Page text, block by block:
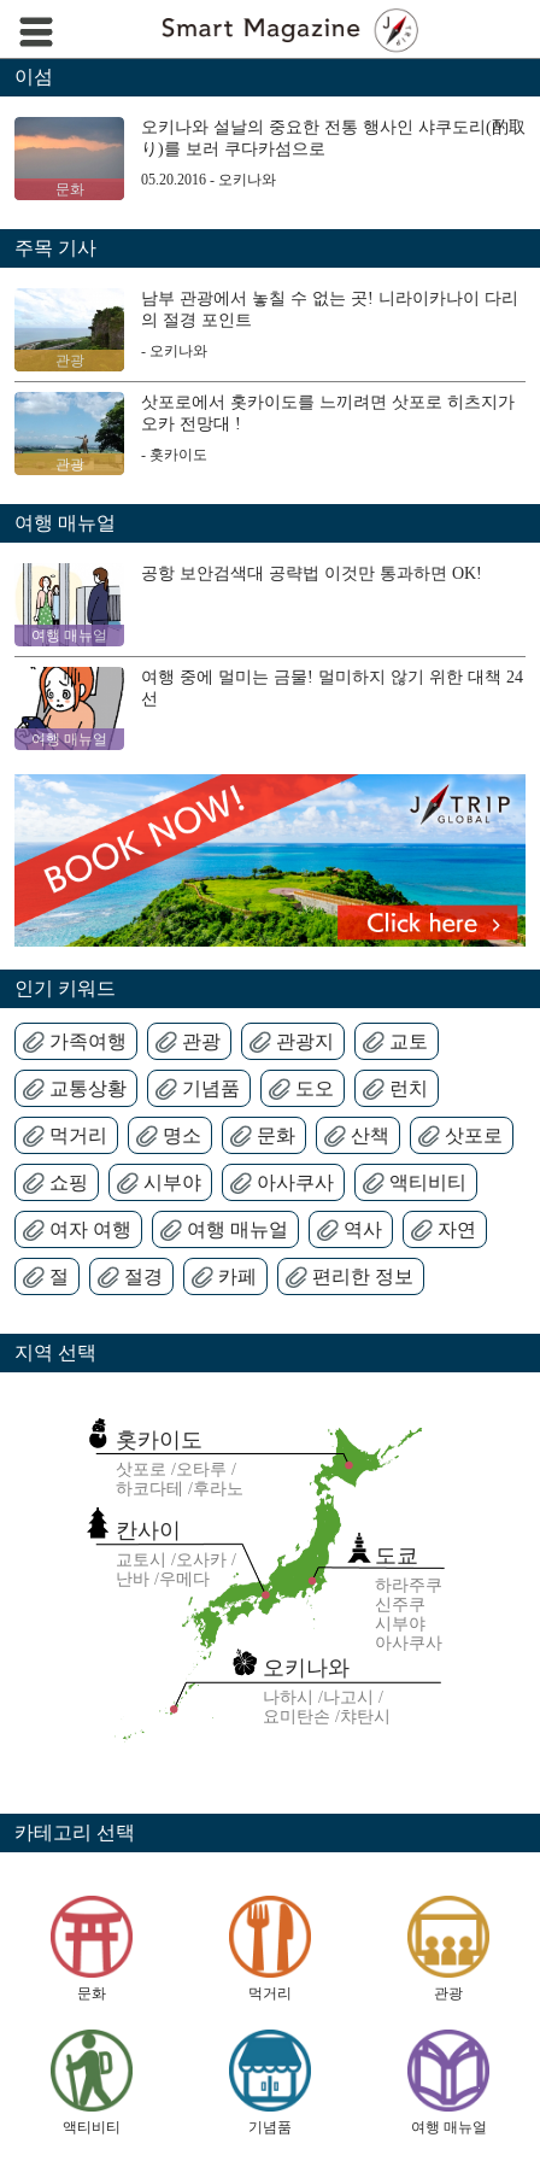
이섬
문화
오키나와 설날의 중요한 전통 행사인 샤쿠도리(酌取
り)를 보러 쿠다카섬으로
05.20.2016 - 오키나와
주목 기사
관광
남부 관광에서 놓칠 수 없는 곳! 니라이카나이 다리
의 절경 포인트
- 오키나와
관광
삿포로에서 홋카이도를 느끼려면 삿포로 히츠지가
오카 전망대 !
- 홋카이도
여행 매뉴얼
여행 매뉴얼
공항 보안검색대 공략법 이것만 통과하면 OK!
여행 매뉴얼
여행 중에 멀미는 금물! 멀미하지 않기 위한 대책 24
선
인기 키워드
가족여행 관광 관광지 교토
교통상황 기념품 도오 런치
먹거리 명소 문화 산책 삿포로
쇼핑 시부야 아사쿠사 액티비티
여자 여행 여행 매뉴얼 역사 자연
절 절경 카페 편리한 정보
지역 선택
도쿄
하라주쿠
신주쿠
시부야
아사쿠사
칸사이
교토시
오사카
난바 우메다
오키나와
나하시
나고시
요미탄손
챠탄시
홋카이도
삿포로
오타루
하코다테
후라노
카테고리 선택
문화 먹거리 관광
액티비티 기념품 여행 매뉴얼